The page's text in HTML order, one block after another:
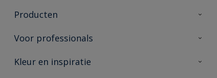
Over Sikkens
Duurzaamheid
Producten
Producten voor binnen
Vind je verkooppunt
Voor professionals
Advies & service
Kleur en inspiratie